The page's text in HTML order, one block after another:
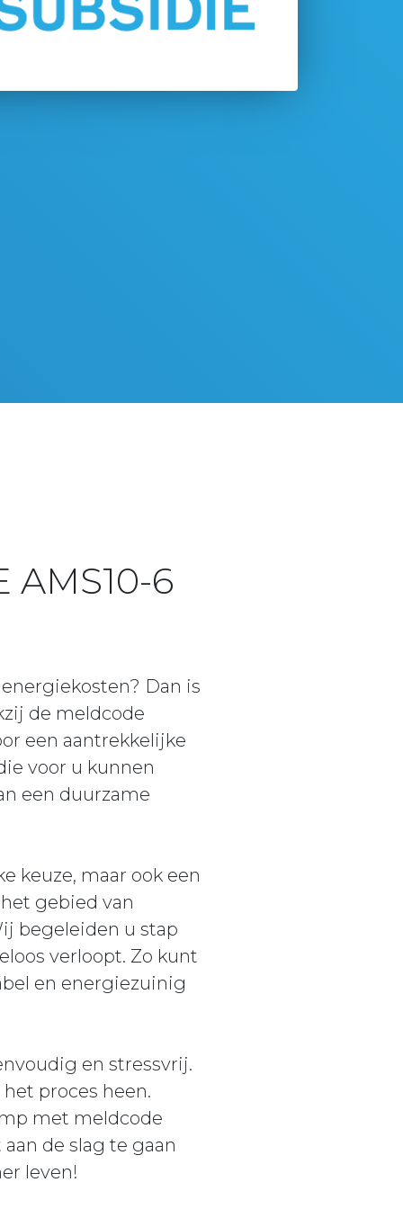
AMS10-6
Dan is
de meldcode
een aantrekkelijke
voor u kunnen
een duurzame
keuze, maar ook een
gebied van
begeleiden u stap
verloopt. Zo kunt
en energiezuinig
en stressvrij.
proces heen.
met meldcode
de slag te gaan
leven!